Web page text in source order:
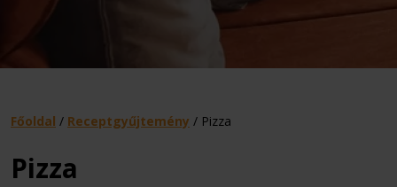
Főoldal / Receptgyűjtemény / Pizza
Pizza